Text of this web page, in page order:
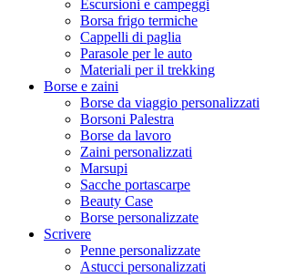
Escursioni e campeggi
Borsa frigo termiche
Cappelli di paglia
Parasole per le auto
Materiali per il trekking
Borse e zaini
Borse da viaggio personalizzati
Borsoni Palestra
Borse da lavoro
Zaini personalizzati
Marsupi
Sacche portascarpe
Beauty Case
Borse personalizzate
Scrivere
Penne personalizzate
Astucci personalizzati